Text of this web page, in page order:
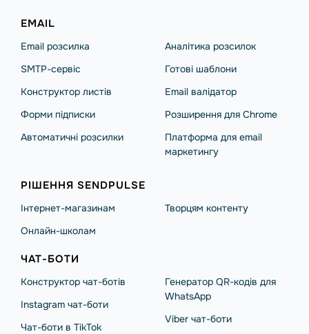
EMAIL
Email розсилка
SMTP-сервіс
Конструктор листів
Форми підписки
Автоматичні розсилки
Аналітика розсилок
Готові шаблони
Email валідатор
Розширення для Chrome
Платформа для email
маркетингу
РІШЕННЯ SENDPULSE
Інтернет-магазинам
Онлайн-школам
Творцям контенту
ЧАТ-БОТИ
Конструктор чат-ботів
Instagram чат-боти
Чат-боти в TikTok
Генератор QR-кодів для
WhatsApp
Viber чат-боти